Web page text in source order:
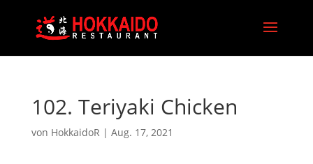
102. Teriyaki Chicken
von HokkaidoR | Aug. 17, 2021